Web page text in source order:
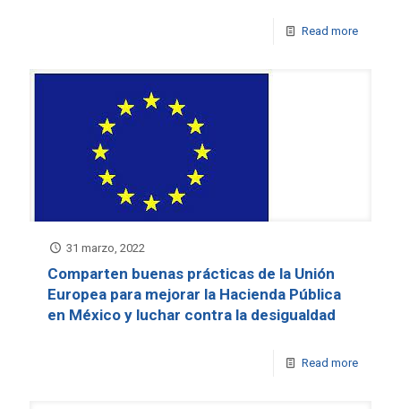
Read more
31 marzo, 2022
Comparten buenas prácticas de la Unión
Europea para mejorar la Hacienda Pública
en México y luchar contra la desigualdad
Read more